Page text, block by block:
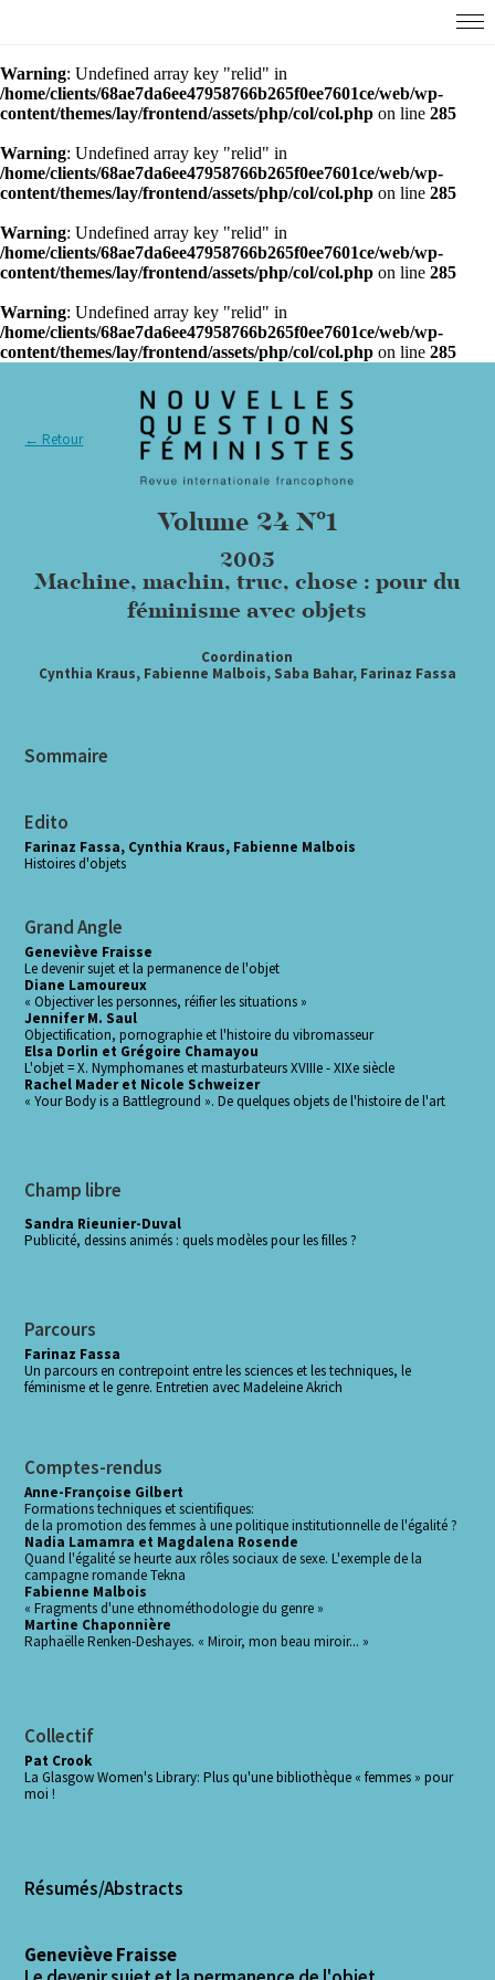
Warning: Undefined array key "relid" in
/home/clients/68ae7da6ee47958766b265f0ee7601ce/web/wp-
content/themes/lay/frontend/assets/php/col/col.php on line 285
Warning: Undefined array key "relid" in
/home/clients/68ae7da6ee47958766b265f0ee7601ce/web/wp-
content/themes/lay/frontend/assets/php/col/col.php on line 285
Warning: Undefined array key "relid" in
/home/clients/68ae7da6ee47958766b265f0ee7601ce/web/wp-
content/themes/lay/frontend/assets/php/col/col.php on line 285
Warning: Undefined array key "relid" in
/home/clients/68ae7da6ee47958766b265f0ee7601ce/web/wp-
content/themes/lay/frontend/assets/php/col/col.php on line 285
← Retour
Volume 24 N°1
2005
Machine, machin, truc, chose : pour du
féminisme avec objets
Coordination
Cynthia Kraus, Fabienne Malbois, Saba Bahar, Farinaz Fassa
Sommaire
Edito
Farinaz Fassa, Cynthia Kraus, Fabienne Malbois
Histoires d'objets
Grand Angle
Geneviève Fraisse
Le devenir sujet et la permanence de l'objet
Diane Lamoureux
« Objectiver les personnes, réifier les situations »
Jennifer M. Saul
Objectification, pornographie et l'histoire du vibromasseur
Elsa Dorlin et Grégoire Chamayou
L'objet = X. Nymphomanes et masturbateurs XVIIIe - XIXe siècle
Rachel Mader et Nicole Schweizer
« Your Body is a Battleground ». De quelques objets de l'histoire de l'art
Champ libre
Sandra Rieunier-Duval
Publicité, dessins animés : quels modèles pour les filles ?
Parcours
Farinaz Fassa
Un parcours en contrepoint entre les sciences et les techniques, le
féminisme et le genre. Entretien avec Madeleine Akrich
Comptes-rendus
Anne-Françoise Gilbert
Formations techniques et scientifiques:
de la promotion des femmes à une politique institutionnelle de l'égalité ?
Nadia Lamamra et Magdalena Rosende
Quand l'égalité se heurte aux rôles sociaux de sexe. L'exemple de la
campagne romande Tekna
Fabienne Malbois
« Fragments d'une ethnométhodologie du genre »
Martine Chaponnière
Raphaëlle Renken-Deshayes. « Miroir, mon beau miroir... »
Collectif
Pat Crook
La Glasgow Women's Library: Plus qu'une bibliothèque « femmes » pour
moi !
Résumés/Abstracts
Geneviève Fraisse